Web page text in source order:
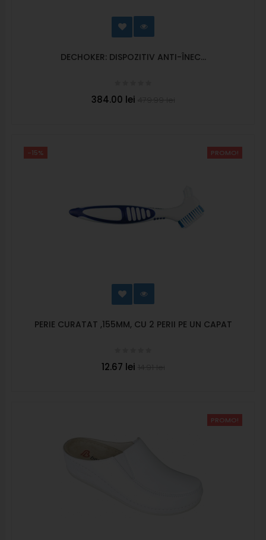
DECHOKER: DISPOZITIV ANTI-ÎNEC...
384.00 lei
PROMO!
-15%
PERIE CURATAT ,155MM, CU 2 PERII PE UN CAPAT
12.67 lei
PROMO!